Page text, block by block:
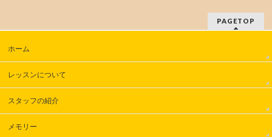
PAGETOP
ホーム
レッスンについて
スタッフの紹介
メモリー